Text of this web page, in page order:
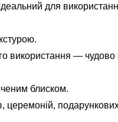
для
— чудово
блиском.
церемоній,